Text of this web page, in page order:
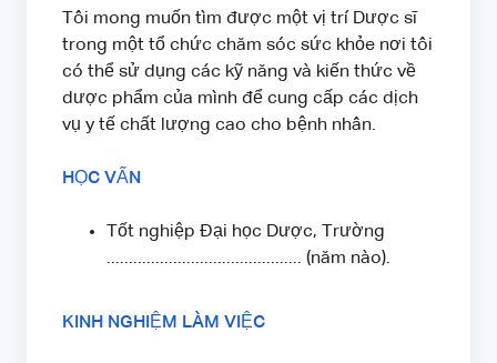
Tôi mong muốn tìm được một vị trí Dược sĩ
trong một tổ chức chăm sóc sức khỏe nơi tôi
có thể sử dụng các kỹ năng và kiến thức về
dược phẩm của mình để cung cấp các dịch
vụ y tế chất lượng cao cho bệnh nhân.
HỌC VẤN
Tốt nghiệp Đại học Dược, Trường
............................................ (năm nào).
KINH NGHIỆM LÀM VIỆC